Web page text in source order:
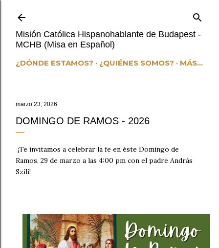
Misión Católica Hispanohablante de Budapest -
MCHB (Misa en Español)
¿DÓNDE ESTAMOS? ¿QUIÉNES SOMOS? MÁS…
marzo 23, 2026
DOMINGO DE RAMOS - 2026
¡Te invitamos a celebrar la fe en éste Domingo de
Ramos, 29 de marzo a las 4:00 pm con el padre András
Szili!